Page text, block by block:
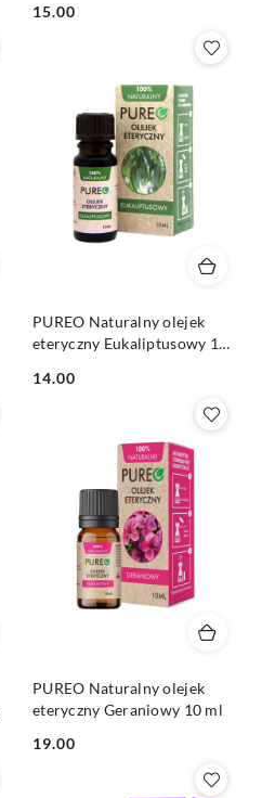
Cena:
15.00
PUREO Naturalny olejek
eteryczny Eukaliptusowy 10
Cena:
14.00
PUREO Naturalny olejek
eteryczny Geraniowy 10 ml
Cena:
19.00